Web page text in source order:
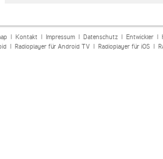
| Kontakt| Impressum| Datenschutz| Entwickler|
| Radioplayer für Android TV| Radioplayer für iOS|